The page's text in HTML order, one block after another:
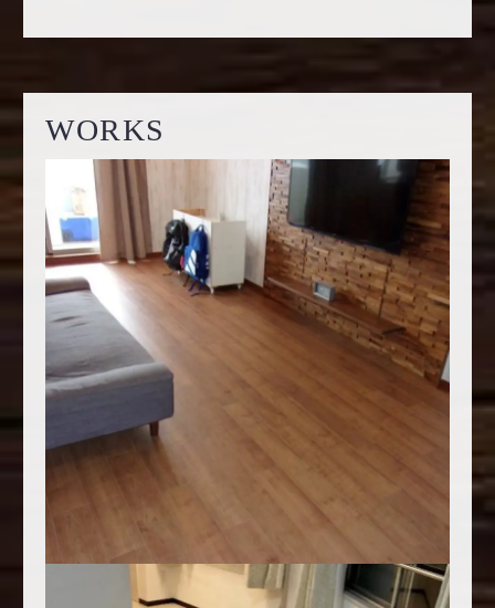
WORKS